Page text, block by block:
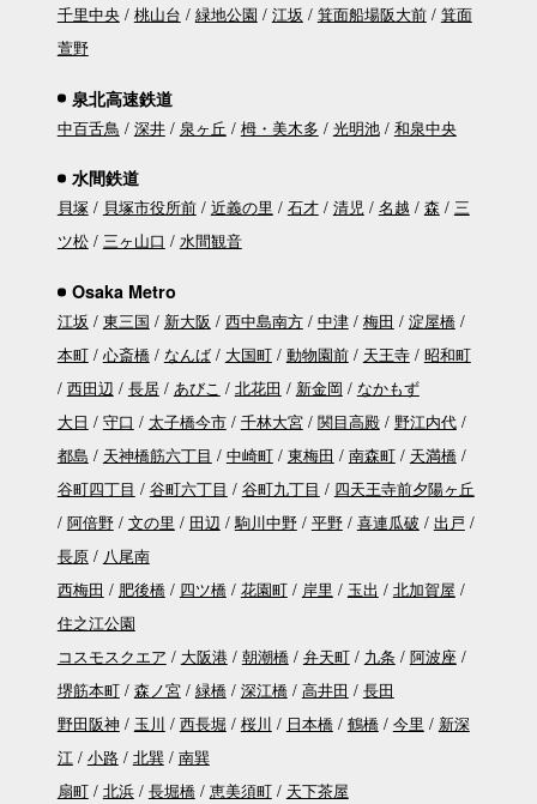
千里中央 桃山台 緑地公園 江坂 箕面船場阪大前
箕面
萱野
泉北高速鉄道
中百舌鳥 深井 泉ヶ丘 栂・美木多 光明池 和泉中央
水間鉄道
貝塚 貝塚市役所前 近義の里 石才 清児 名越 森
三
ツ松
三ヶ山口 水間観音
Osaka Metro
江坂 東三国 新大阪 西中島南方 中津 梅田
淀屋橋
本町
心斎橋 なんば 大国町 動物園前 天王寺
昭和町
西田辺
長居 あびこ 北花田 新金岡
なかもず
大日
守口 太子橋今市 千林大宮 関目高殿
野江内代
都島
天神橋筋六丁目 中崎町 東梅田 南森町
天満橋
谷町四丁目
谷町六丁目 谷町九丁目
四天王寺前夕陽ヶ丘
阿倍野
文の里 田辺 駒川中野 平野 喜連瓜破
出戸
長原
八尾南
西梅田
肥後橋 四ツ橋 花園町 岸里 玉出
北加賀屋
住之江公園
コスモスクエア
大阪港 朝潮橋 弁天町 九条
阿波座
堺筋本町
森ノ宮 緑橋 深江橋 高井田
長田
野田阪神
玉川 西長堀 桜川 日本橋 鶴橋 今里
新深
江
小路 北巽
南巽
扇町
北浜 長堀橋 恵美須町
天下茶屋